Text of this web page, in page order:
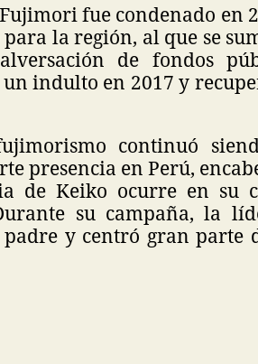
fue condenado en
la región, al que se
de fondos
indulto en 2017 y
continuó
presencia en Perú,
de Keiko ocurre en su
su campaña, la
y centró gran parte